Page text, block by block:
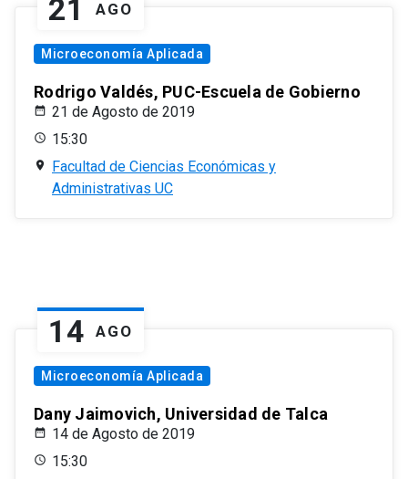
21 AGO
Microeconomía Aplicada
Rodrigo Valdés, PUC-Escuela de Gobierno
21 de Agosto de 2019
15:30
Facultad de Ciencias Económicas y
Administrativas UC
14 AGO
Microeconomía Aplicada
Dany Jaimovich, Universidad de Talca
14 de Agosto de 2019
15:30